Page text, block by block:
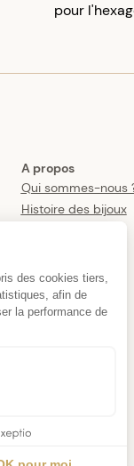
pour
A propos
Qui sommes-nous
Histoire des bijoux